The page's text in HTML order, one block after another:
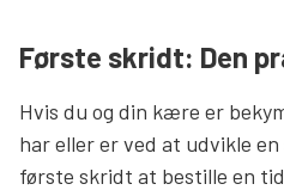
Første skridt: Den
Hvis du og din kære er
har eller er ved at udvikle
første skridt at bestille en